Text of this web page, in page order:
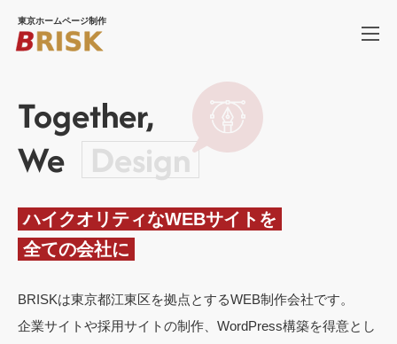
東京ホームページ制作
SERVICE ホームページ制作
PRICE 料金
COMPANY 会社概要
RECRUIT
Together,
We Design
ハイクオリティなWEBサイトを
全ての会社に
BRISKは東京都江東区を拠点とするWEB制作会社です。
企業サイトや採用サイトの制作、 WordPress構築を得意とし